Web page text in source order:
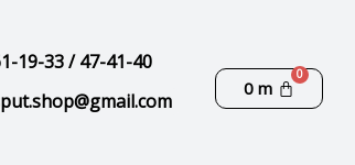
19-33 / 47-41-40
0m